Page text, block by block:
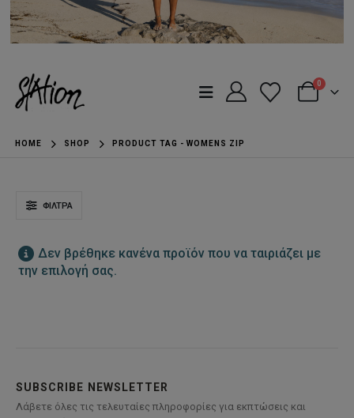
0
HOME SHOP PRODUCT TAG -WOMENS ZIP
ΦΊΛΤΡΑ
Δεν βρέθηκε κανένα προϊόν που να ταιριάζει με
την επιλογή σας.
SUBSCRIBE NEWSLETTER
Λάβετε όλες τις τελευταίες πληροφορίες για εκπτώσεις και